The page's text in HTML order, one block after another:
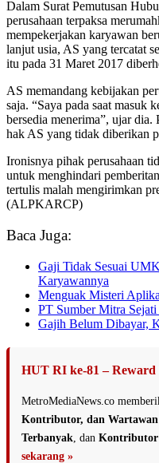
Dalam Surat Pemutusan
perusahaan terpaksa
mempekerjakan karyawan
lanjut usia, AS yang tercatat
itu pada 31 Maret 2017
AS memandang kebijakan
saja. “Saya pada saat masuk
bersedia menerima”, ujar
hak AS yang tidak diberikan
Ironisnya pihak perusahaan
untuk menghindari
tertulis malah mengirimkan
(ALPKARCP)
Baca Juga:
Gaji Tidak Sesuai
Karyawannya
Menguak Misteri
PT Sumber Mitra
Gajih Belum Dibayar,
HUT RI ke-81 –
MetroMediaNews.co
Kontributor, dan Wartawan
Terbanyak , dan Kontributor
sekarang »